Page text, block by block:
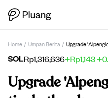
Home / Umpan Berita /
SOLRp1,316,636+Rp1,143
Upgrade